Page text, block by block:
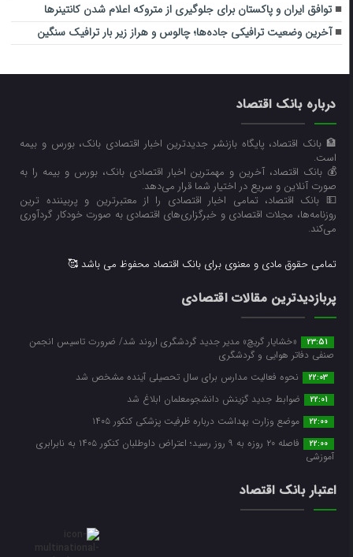
توافق ایران و پاکستان برای جلوگیری از متروکه اعلام شدن کانتینرها
آخرین وضعیت ترافیکی جاده‌ها؛ چالوس و هراز زیر بار ترافیک سنگین
درباره بانک اقتصاد
🏦 بانک اقتصاد، پایگاه بازنشر جدیدترین اخبار اقتصادی بانک، بورس و بیمه
است.
💰 بانک اقتصاد، آخرین و مهمترین اخبار اقتصادی بانک، بورس و بیمه را به
صورت آنلاین و سریع در اختیار شما قرار می‌‌دهد.
💵 بانک اقتصاد، تمامی اخبار اقتصادی را از معتبرترین و پربیننده ترین
روزنامه‌ها، مجلات اقتصادی و خبرگزاری‌های اقتصادی به صورت خودکار گردآوری
می‌کند.
تمامی حقوق مادی و معنوی برای بانک اقتصاد محفوظ می باشد 🥰
پربازدیدترین مقالات اقتصادی
23:51
«خشایار گریچ» مدیر جدید گردشگری اروند شد/ ضرورت تاسیس انجمن
صنفی دفاتر هوایی و گردشگری
22:03 نحوه فعالیت مدارس برای سال تحصیلی آینده مشخص شد
22:01 ضوابط جدید گزینش دانشجومعلمان ابلاغ شد
22:00 موضع وزارت بهداشت درباره ظرفیت پزشکی کنکور ۱۴۰۵
22:00
فاصله ۲۰ روزه به ۹ روز رسید؛ اعتراض داوطلبان کنکور ۱۴۰۵ به نابرابری
آموزشی
اعتبار بانک اقتصاد